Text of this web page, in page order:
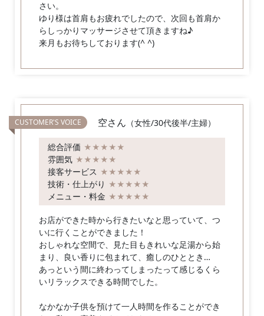
さい。
ゆり様は首肩もお疲れでしたので、次回も首肩か
らしっかりマッサージさせて頂きますね♪
来月もお待ちしております(^ ^)
空さん （女性/30代後半/主婦）
総合評価 ★★★★★
雰囲気 ★★★★★
接客サービス ★★★★★
技術・仕上がり ★★★★★
メニュー・料金 ★★★★★
お店ができた時から行きたいなと思っていて、つ
いに行くことができました！
おしゃれな空間で、見た目もきれいな足湯から始
まり、良い香りに包まれて、癒しのひととき…
あっという間に終わってしまったって感じるくら
いリラックスできる時間でした。
なかなか子供を預けて一人時間を作ることができ